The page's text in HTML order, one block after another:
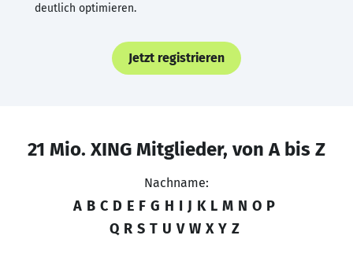
deutlich optimieren.
Jetzt registrieren
21 Mio. XING Mitglieder, von A bis Z
Nachname:
A B C D E F G H I J K L M N O P
Q R S T U V W X Y Z